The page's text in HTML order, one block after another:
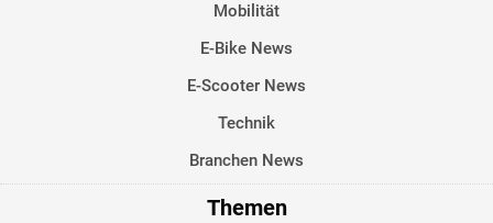
Mobilität
E-Bike News
E-Scooter News
Technik
Branchen News
Themen